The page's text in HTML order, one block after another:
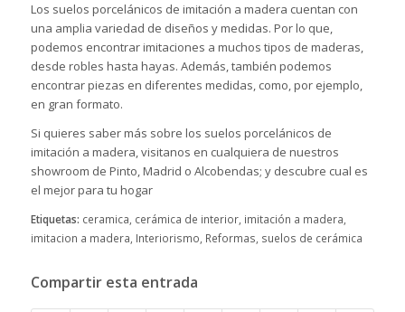
Los suelos porcelánicos de imitación a madera cuentan con
una amplia variedad de diseños y medidas. Por lo que,
podemos encontrar imitaciones a muchos tipos de maderas,
desde robles hasta hayas. Además, también podemos
encontrar piezas en diferentes medidas, como, por ejemplo,
en gran formato.
Si quieres saber más sobre los suelos porcelánicos de
imitación a madera,visitanos en cualquiera de nuestros
showroom de Pinto, Madrid o Alcobendas; y descubre cual es
el mejor para tu hogar
Etiquetas: ceramica cerámica de interior, imitación a madera
imitacion a madera Interiorismo Reformas suelos de cerámica
Compartir esta entrada